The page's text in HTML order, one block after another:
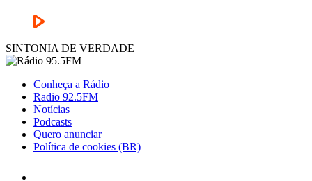
SINTONIA DE VERDADE
Conheça a Rádio
Radio 92.5FM
Notícias
Podcasts
Quero anunciar
Política de cookies (BR)